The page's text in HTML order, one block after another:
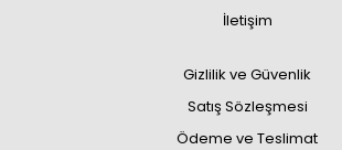
İletişim
Gizlilik ve Güvenlik
Satış Sözleşmesi
Ödeme ve Teslimat